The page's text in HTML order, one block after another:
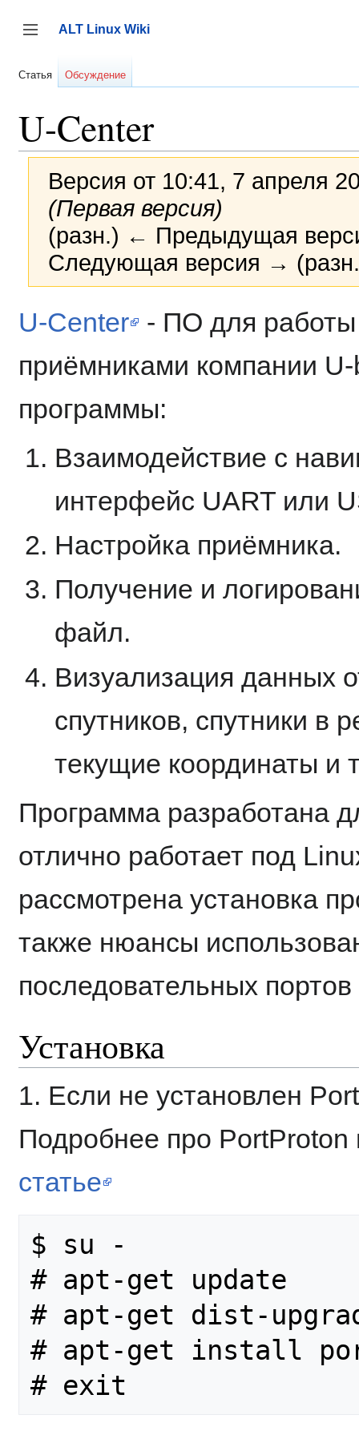
содержанию
Переключить боковую панель
ALT Linux Wiki
Статья Обсуждение
U-Center
Версия от 10:41, 7 апреля
(Первая версия)
(разн.) ← Предыдущая
Следующая версия →
U-Center
- ПО для
приёмниками компании
программы:
Взаимодействие с
интерфейс UART или
Настройка приёмника.
Получение и
файл.
Визуализация данных
спутников, спутники в
текущие координаты и
Программа разработана
отлично работает под
рассмотрена установка
также нюансы
последовательных
Установка
1. Если не установлен
Подробнее про
статье
$ su -
# apt-get update
# apt-get dist-
# apt-get install